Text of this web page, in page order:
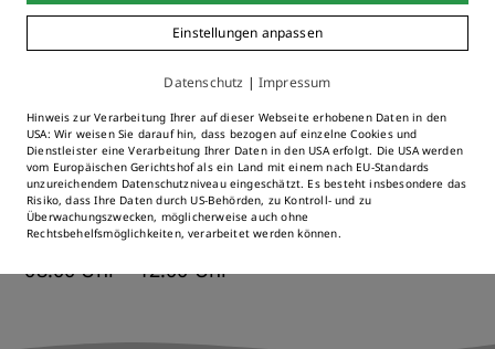
08:00 Uhr - 12:00 Uhr
14:00 Uhr - 18:00 Uhr
08:00 Uhr – 13:00 Uhr
Freitag
08:00 Uhr – 12:00 Uhr
Einstellungen anpassen
Datenschutz | Impressum
Hinweis zur Verarbeitung Ihrer auf dieser Webseite erhobenen Daten in den
USA: Wir weisen Sie darauf hin, dass bezogen auf einzelne Cookies und
Dienstleister eine Verarbeitung Ihrer Daten in den USA erfolgt. Die USA werden
vom Europäischen Gerichtshof als ein Land mit einem nach EU-Standards
unzureichendem Datenschutzniveau eingeschätzt. Es besteht insbesondere das
Risiko, dass Ihre Daten durch US-Behörden, zu Kontroll- und zu
Überwachungszwecken, möglicherweise auch ohne
Rechtsbehelfsmöglichkeiten, verarbeitet werden können.